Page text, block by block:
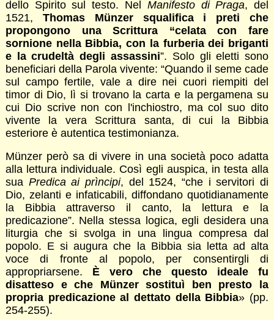
dello Spirito sul testo. Nel Manifesto di Praga, del
1521, Thomas Münzer squalifica i preti che
propongono una Scrittura “celata con fare
sornione nella Bibbia, con la furberia dei briganti
e la crudeltà degli assassini”. Solo gli eletti sono
beneficiari della Parola vivente: “Quando il seme cade
sul campo fertile, vale a dire nei cuori riempiti del
timor di Dio, lì si trovano la carta e la pergamena su
cui Dio scrive non con l'inchiostro, ma col suo dito
vivente la vera Scrittura santa, di cui la Bibbia
esteriore è autentica testimonianza.
Münzer però sa di vivere in una società poco adatta
alla lettura individuale. Così egli auspica, in testa alla
sua Predica ai prìncipi, del 1524, “che i servitori di
Dio, zelanti e infaticabili, diffondano quotidianamente
la Bibbia attraverso il canto, la lettura e la
predicazione”. Nella stessa logica, egli desidera una
liturgia che si svolga in una lingua compresa dal
popolo. E si augura che la Bibbia sia letta ad alta
voce di fronte al popolo, per consentirgli di
appropriarsene. È vero che questo ideale fu
disatteso e che Münzer sostituì ben presto la
propria predicazione al dettato della Bibbia» (pp.
254-255).